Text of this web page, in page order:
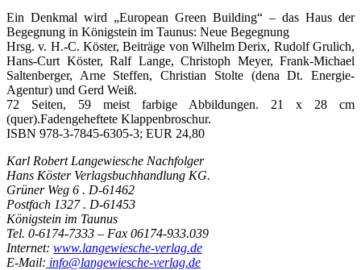
Ein Denkmal wird „European Green Building“ – das Haus der
Begegnung in Königstein im Taunus: Neue Begegnung
Hrsg. v. H.-C. Köster, Beiträge von Wilhelm Derix, Rudolf Grulich,
Hans-Curt Köster, Ralf Lange, Christoph Meyer, Frank-Michael
Saltenberger, Arne Steffen, Christian Stolte (dena Dt. Energie-
Agentur) und Gerd Weiß.
72 Seiten, 59 meist farbige Abbildungen. 21 x 28 cm
(quer).Fadengeheftete Klappenbroschur.
ISBN 978-3-7845-6305-3; EUR 24,80
Karl Robert Langewiesche Nachfolger
Hans Köster Verlagsbuchhandlung KG.
Grüner Weg 6 . D-61462
Postfach 1327 . D-61453
Königstein im Taunus
Tel. 0-6174-7333 – Fax 06174-933.039
Internet: www.langewiesche-verlag.de
E-Mail: info@langewiesche-verlag.de